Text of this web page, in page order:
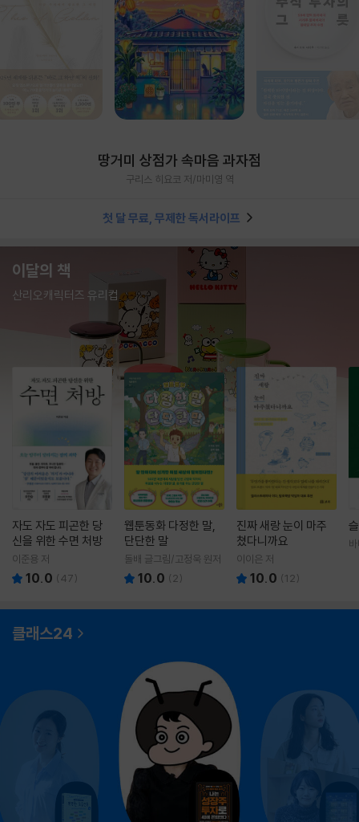
땅거미 상점가 속마음 과자점
구리스 히요코 저/마미영 역
첫 달 무료, 무제한 독서라이프
이달의 책
산리오캐릭터즈 유리컵
자도 자도 피곤한 당
신을 위한 수면 처방
이준용 저
10.0 (47)
웹툰동화 다정한 말,
단단한 말
돌배 글그림/고정욱 원저
10.0 ( 2)
진짜 새랑 눈이 마주
쳤다니까요
이이은 저
10.0 (12)
클래스24